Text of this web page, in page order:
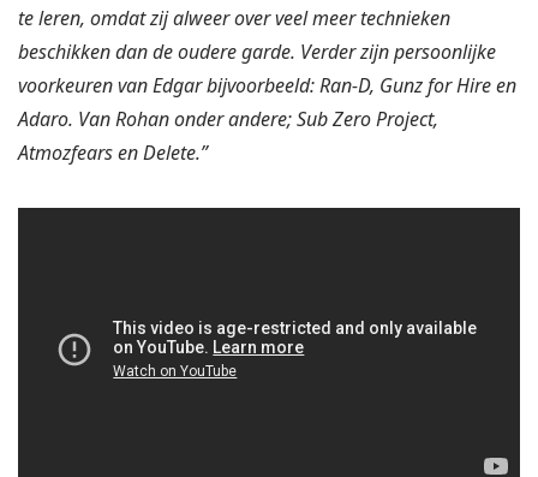
te leren, omdat zij alweer over veel meer technieken
beschikken dan de oudere garde. Verder zijn persoonlijke
voorkeuren van Edgar bijvoorbeeld: Ran-D, Gunz for Hire en
Adaro. Van Rohan onder andere; Sub Zero Project,
Atmozfears en Delete.”